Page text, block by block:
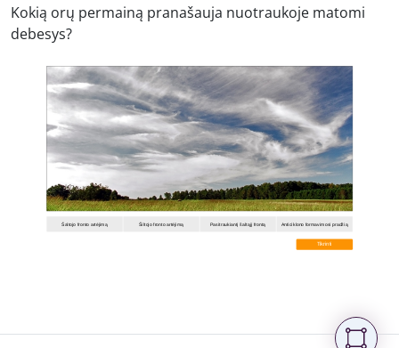
Kokią orų permainą pranašauja nuotraukoje matomi
debesys?